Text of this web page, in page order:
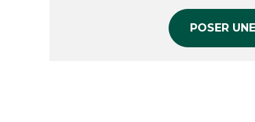
POSER